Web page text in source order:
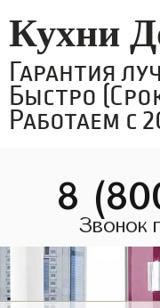
Кухни
Гарантия
Быстро
Работаем с
8
Звонок